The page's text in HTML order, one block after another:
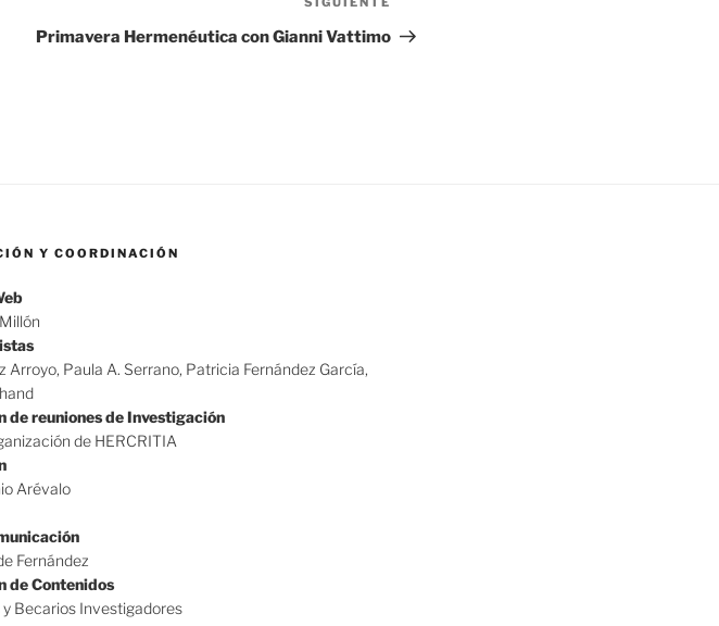
entrada
Primavera Hermenéutica con Gianni Vattimo
Y COORDINACIÓN
Arroyo, Paula A. Serrano, Patricia Fernández García,
de reuniones de Investigación
de HERCRITIA
Arévalo
Fernández
de Contenidos
Becarios Investigadores